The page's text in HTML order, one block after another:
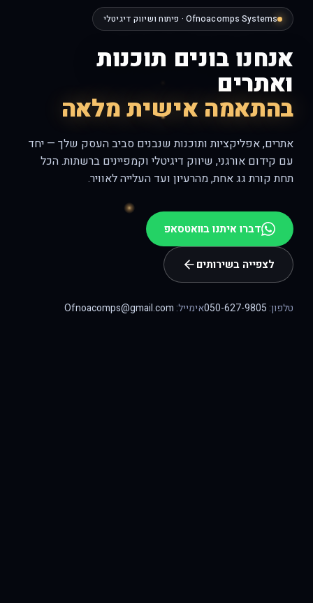
Ofnoacomps Systems · פיתוח ושיווק דיגיטלי
אנחנו בונים תוכנות
ואתרים
בהתאמה אישית מלאה
אתרים, אפליקציות ותוכנות שנבנים סביב העסק שלך — יחד
עם קידום אורגני, שיווק דיגיטלי וקמפיינים ברשתות. הכל
תחת קורת גג אחת, מהרעיון ועד העלייה לאוויר.
דברו איתנו בוואטסאפ
לצפייה בשירותים
טלפון:050-627-9805 אימייל:Ofnoacomps@gmail.com